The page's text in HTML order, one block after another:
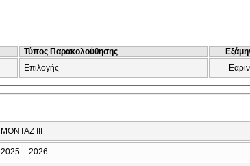
Τύπος Παρακολούθησης
Επιλογής
ΜΟΝΤΑΖ ΙΙΙ
2025 – 2026